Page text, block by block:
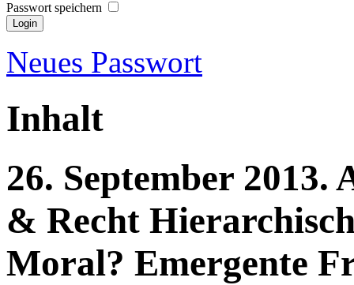
Passwort speichern
Neues Passwort
Inhalt
26. September 2013.
& Recht
Moral? Emergente